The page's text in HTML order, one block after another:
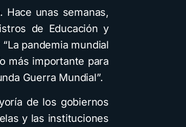
Hace unas semanas,
de Educación y
pandemia mundial
más importante para
Guerra Mundial”.
de los gobiernos
y las instituciones